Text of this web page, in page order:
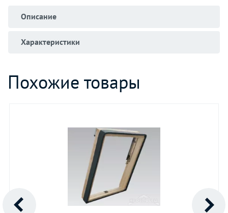
Описание
Характеристики
Похожие товары